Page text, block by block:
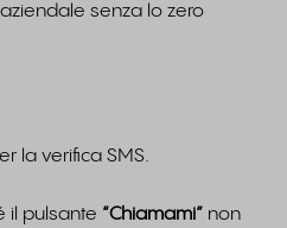
senza lo zero
la verifica SMS.
il pulsante “Chiamami” non